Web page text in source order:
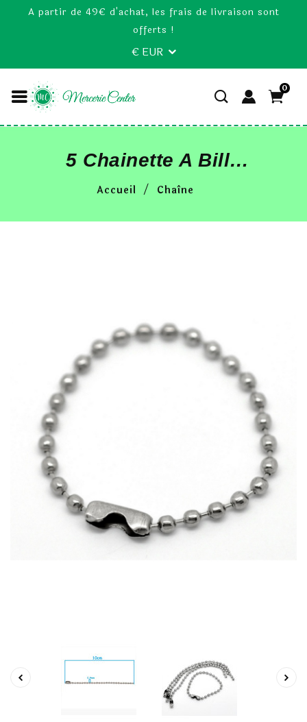
A partir de 49€ d'achat, les frais de livraison sont
offerts !
€ EUR
0
5 Chainette A Bille
Avec Fermoir
Accueil Chaîne